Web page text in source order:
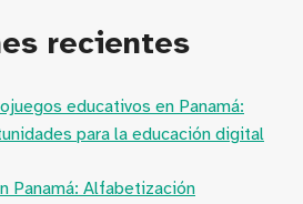
recientes
educativos en Panamá:
para la educación digital
Panamá: Alfabetización